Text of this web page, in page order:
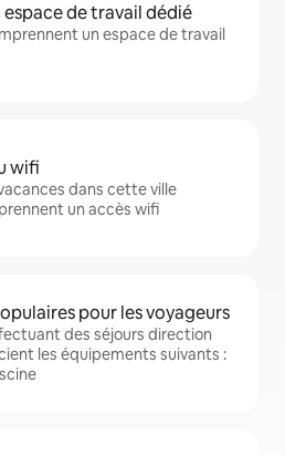
de travail dédié
un espace de travail
wifi
dans cette ville
un accès wifi
pour les voyageurs
des séjours direction
les équipements suivants :